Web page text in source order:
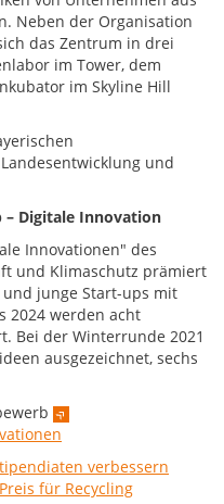
Neben der Organisation
das Zentrum in drei
im Tower, dem
im Skyline Hill
und
– Digitale Innovation
Innovationen" des
und Klimaschutz prämiert
junge Start-ups mit
2024 werden acht
Bei der Winterrunde 2021
ausgezeichnet, sechs
verbessern
für Recycling